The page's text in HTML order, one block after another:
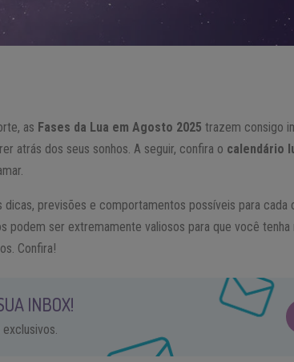
as Fases da Lua em Agosto 2025 trazem consigo
atrás dos seus sonhos. A seguir, confira o calendário
previsões e comportamentos possíveis para cada
podem ser extremamente valiosos para que você tenha
Confira!
INBOX!